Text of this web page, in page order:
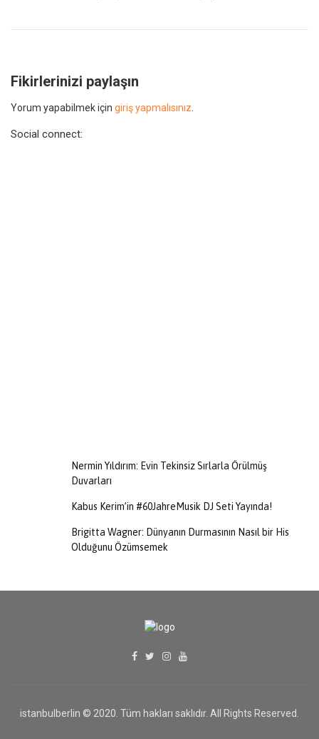
Fikirlerinizi paylaşın
Yorum yapabilmek için giriş yapmalısınız
Social connect:
Nermin Yıldırım: Evin Tekinsiz Sırlarla Örülmüş
Duvarları
Kabus Kerim’in #60JahreMusik DJ Seti Yayında!
Brigitta Wagner: Dünyanın Durmasının Nasıl bir His
Olduğunu Özümsemek
istanbulberlin © 2020. Tüm hakları saklıdır. All Rights Reserved.